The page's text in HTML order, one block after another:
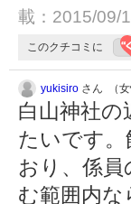
載：2015/09/
このクチコミに
yukisiro さん （女
白山神社
たいです
おり、係
む範囲内